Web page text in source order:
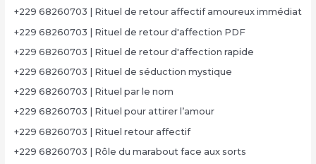
+229 68260703 | Rituel de retour affectif amoureux immédiat
+229 68260703 | Rituel de retour d'affection PDF
+229 68260703 | Rituel de retour d'affection rapide
+229 68260703 | Rituel de séduction mystique
+229 68260703 | Rituel par le nom
+229 68260703 | Rituel pour attirer l’amour
+229 68260703 | Rituel retour affectif
+229 68260703 | Rôle du marabout face aux sorts